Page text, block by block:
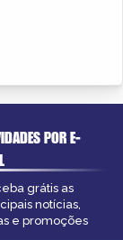
POR E-
grátis as
notícias,
e promoções